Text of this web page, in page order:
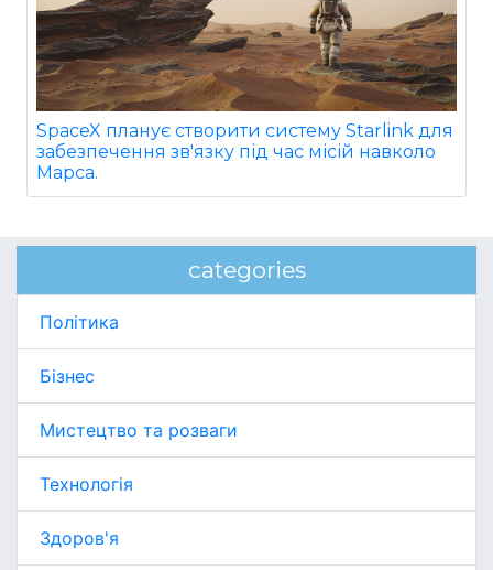
SpaceX планує створити систему Starlink для
забезпечення зв'язку під час місій навколо
Марса.
categories
Політика
Бізнес
Мистецтво та розваги
Технологія
Здоров'я